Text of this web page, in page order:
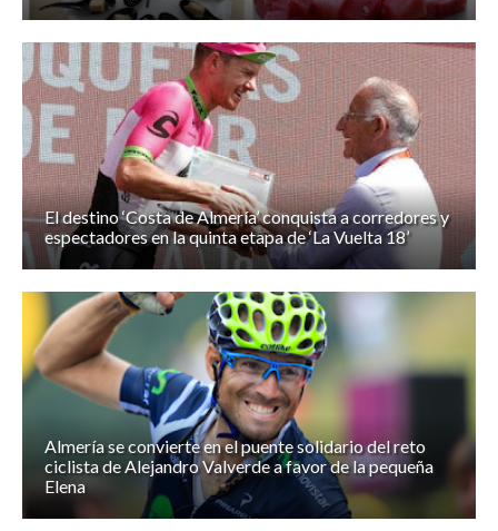
El destino ‘Costa de Almería’ conquista a corredores y
espectadores en la quinta etapa de ‘La Vuelta 18’
Almería se convierte en el puente solidario del reto
ciclista de Alejandro Valverde a favor de la pequeña
Elena